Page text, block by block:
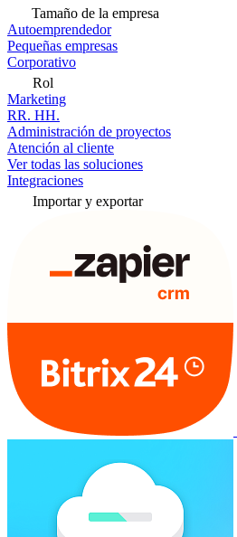
Tamaño de la empresa
Autoemprendedor
Pequeñas empresas
Corporativo
Rol
Marketing
RR. HH.
Administración de proyectos
Atención al cliente
Ver todas las soluciones
Integraciones
Importar y exportar